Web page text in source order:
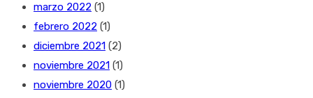
marzo 2022 (1)
febrero 2022 (1)
diciembre 2021 (2)
noviembre 2021 (1)
noviembre 2020 (1)